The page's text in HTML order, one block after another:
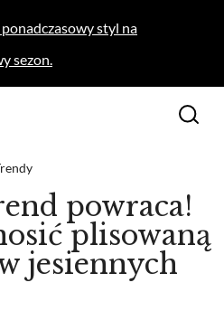
ponadczasowy styl na
sezon.
powraca!
plisowaną
jesiennych